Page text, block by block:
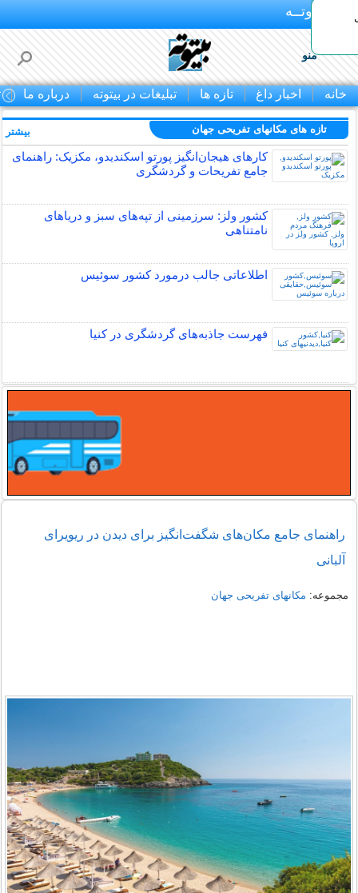
بـیتوتــه
منو
خانه اخبار داغ تازه ها تبلیغات در بیتوته درباره ما
تازه های مکانهای تفریحی جهان
کارهای هیجان‌انگیز پورتو اسکندیدو، مکزیک: راهنمای
جامع تفریحات و گردشگری
کشور ولز: سرزمینی از تپه‌های سبز و دریاهای
نامتناهی
اطلاعاتی جالب درمورد کشور سوئیس
فهرست جاذبه‌های گردشگری در کنیا
بیشتر
راهنمای جامع مکان‌های شگفت‌انگیز برای دیدن در ریویرای
آلبانی
مجموعه: مکانهای تفریحی جهان